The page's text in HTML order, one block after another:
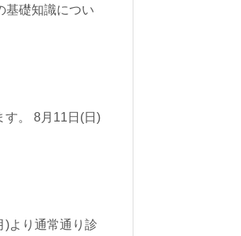
基礎知識につい
す。 8月11日(日)
)より通常通り診